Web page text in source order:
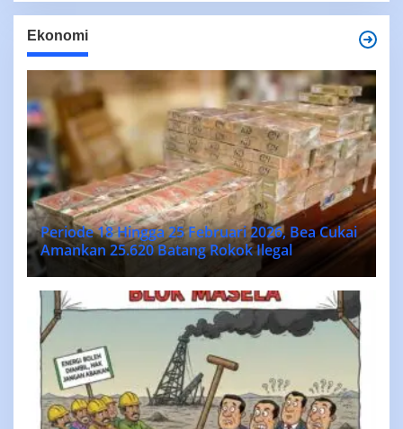
Ekonomi
Periode 18 Hingga 25 Februari 2026, Bea Cukai
Amankan 25.620 Batang Rokok Ilegal